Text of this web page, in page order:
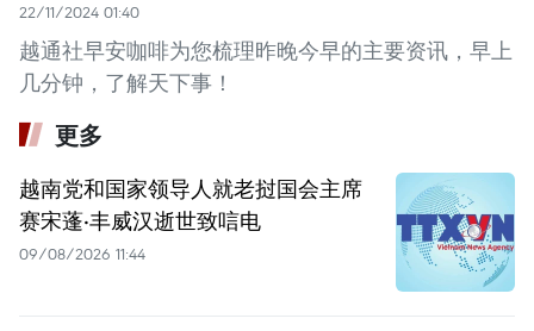
22/11/2024 01:40
越通社早安咖啡为您梳理昨晚今早的主要资讯，早上
几分钟，了解天下事！
更多
越南党和国家领导人就老挝国会主席
赛宋蓬·丰威汉逝世致唁电
09/08/2026 11:44